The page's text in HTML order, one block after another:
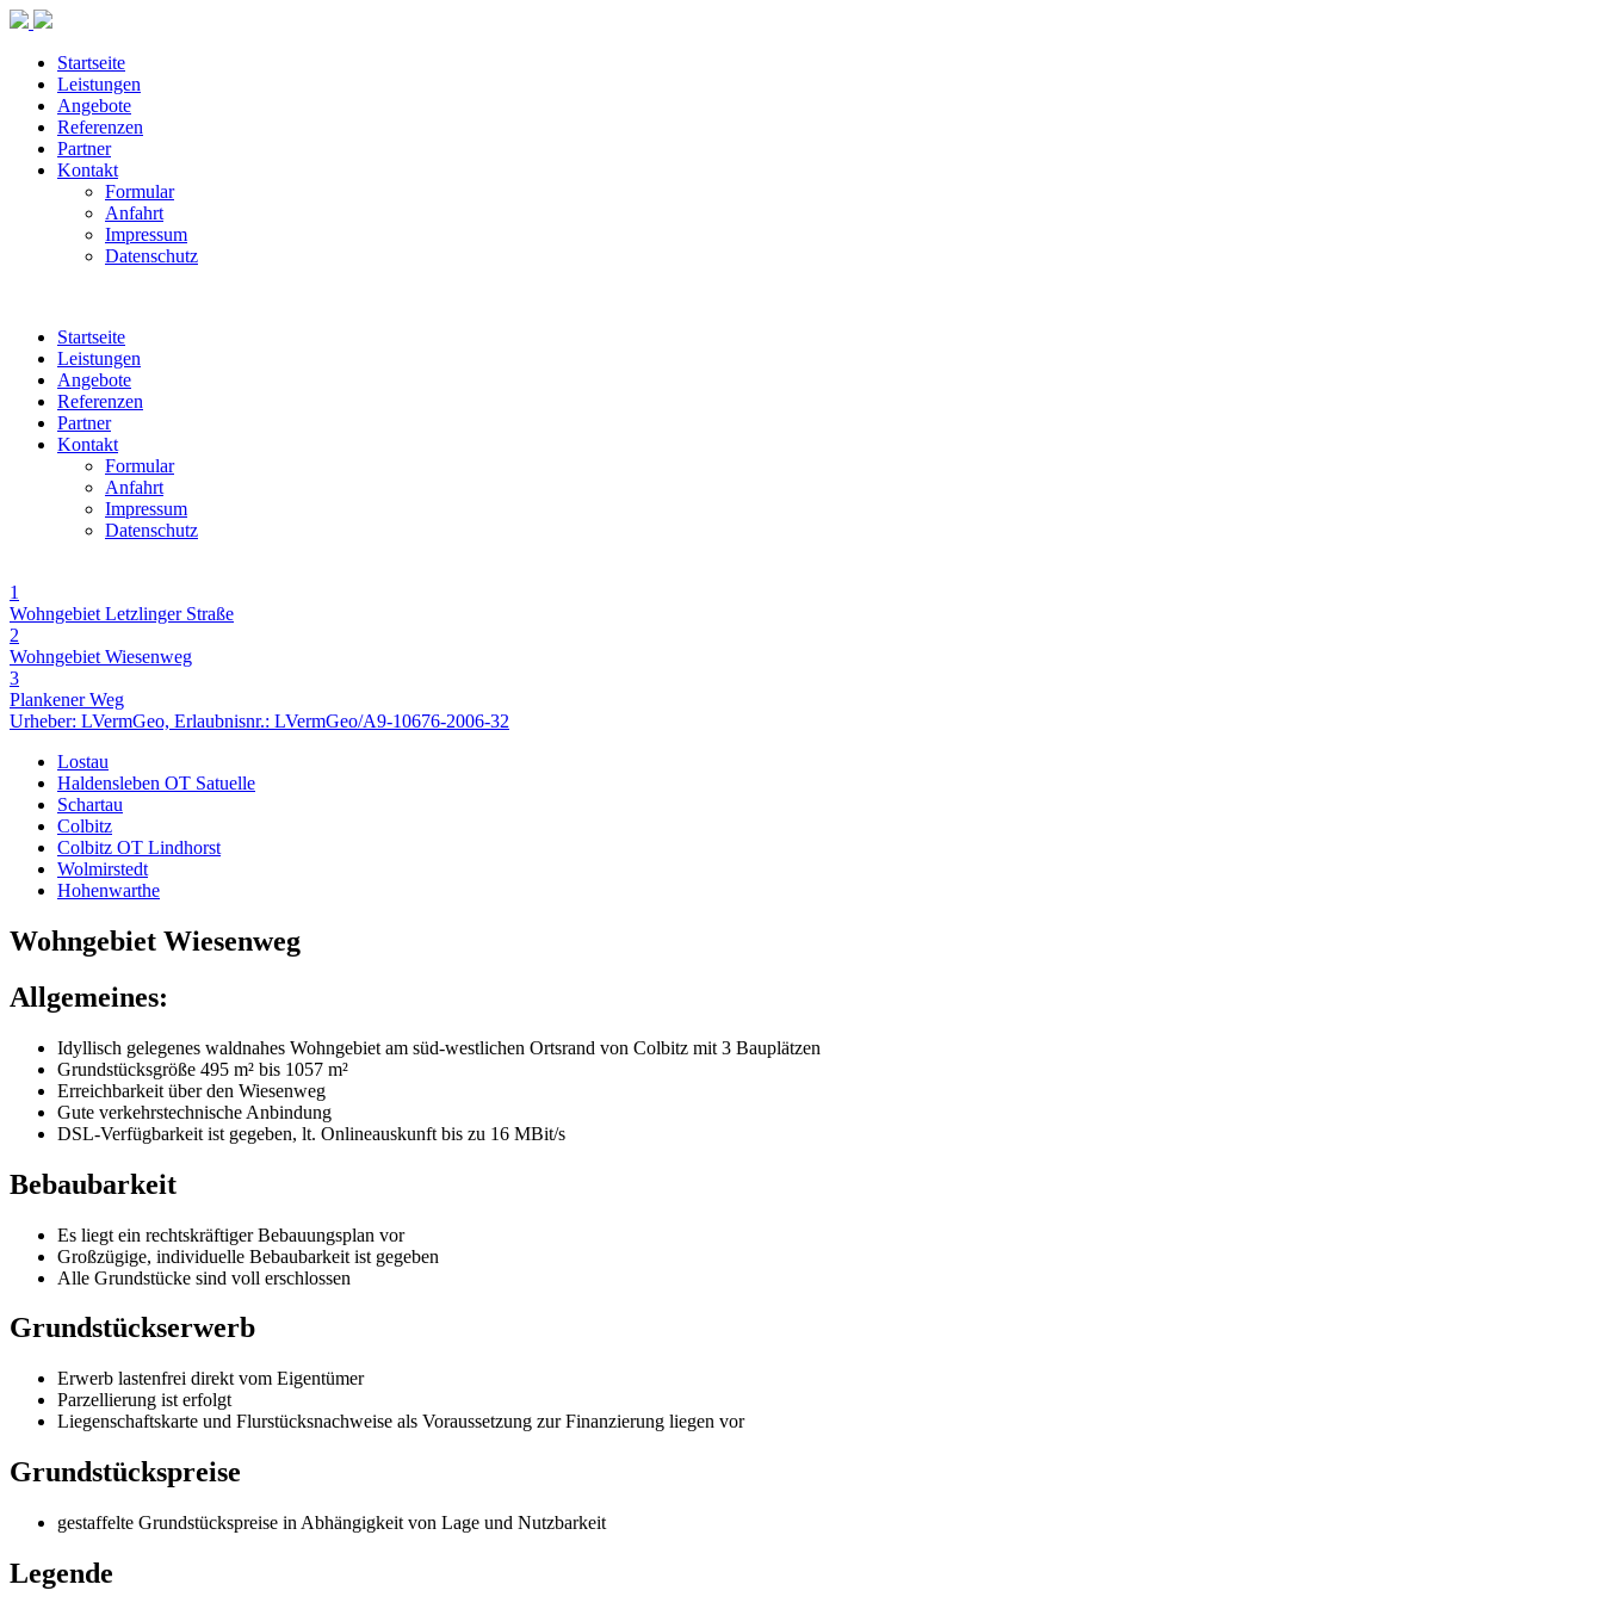
Startseite
Leistungen
Angebote
Referenzen
Partner
Kontakt
Formular
Anfahrt
Impressum
Datenschutz
Startseite
Leistungen
Angebote
Referenzen
Partner
Kontakt
Formular
Anfahrt
Impressum
Datenschutz
1
Wohngebiet Letzlinger Straße
2
Wohngebiet Wiesenweg
3
Plankener Weg
Urheber: LVermGeo, Erlaubnisnr.: LVermGeo/A9-10676-2006-32
Lostau
Haldensleben OT Satuelle
Schartau
Colbitz
Colbitz OT Lindhorst
Wolmirstedt
Hohenwarthe
Wohngebiet Wiesenweg
Allgemeines:
Idyllisch gelegenes waldnahes Wohngebiet am süd-westlichen Ortsrand von Colbitz mit 3 Bauplätzen
Grundstücksgröße 495 m² bis 1057 m²
Erreichbarkeit über den Wiesenweg
Gute verkehrstechnische Anbindung
DSL-Verfügbarkeit ist gegeben, lt. Onlineauskunft bis zu 16 MBit/s
Bebaubarkeit
Es liegt ein rechtskräftiger Bebauungsplan vor
Großzügige, individuelle Bebaubarkeit ist gegeben
Alle Grundstücke sind voll erschlossen
Grundstückserwerb
Erwerb lastenfrei direkt vom Eigentümer
Parzellierung ist erfolgt
Liegenschaftskarte und Flurstücksnachweise als Voraussetzung zur Finanzierung liegen vor
Grundstückspreise
gestaffelte Grundstückspreise in Abhängigkeit von Lage und Nutzbarkeit
Legende